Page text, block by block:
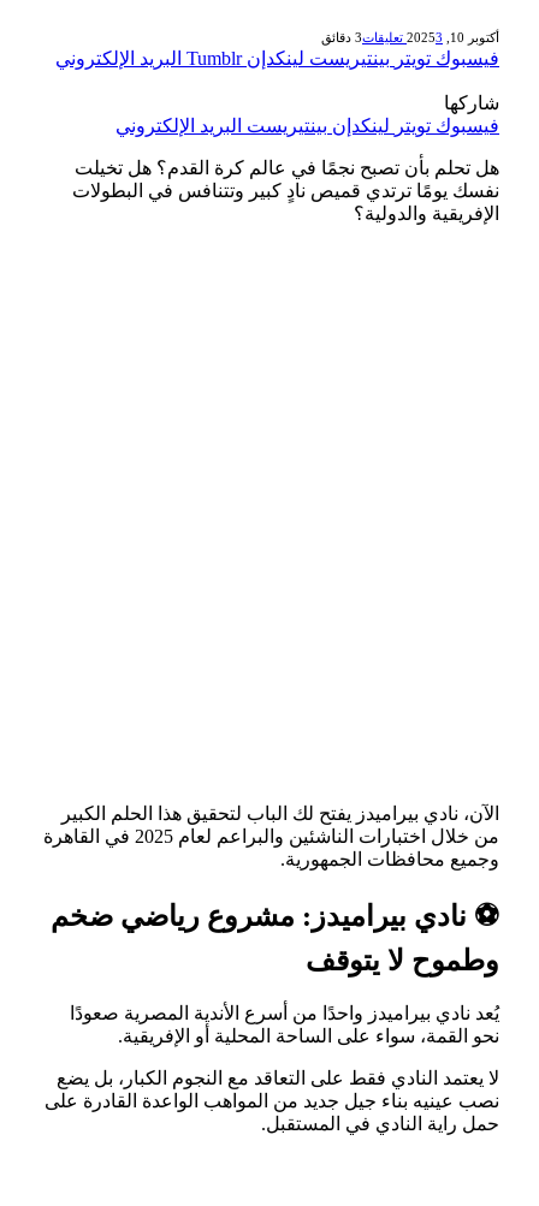
أكتوبر 10, 2025 3 تعليقات 3 دقائق
فيسبوك تويتر بينتيريست لينكدإن Tumblr البريد الإلكتروني
شاركها
فيسبوك تويتر لينكدإن بينتيريست البريد الإلكتروني
هل تحلم بأن تصبح نجمًا في عالم كرة القدم؟ هل تخيلت
نفسك يومًا ترتدي قميص نادٍ كبير وتتنافس في البطولات
الإفريقية والدولية؟
الآن، نادي بيراميدز يفتح لك الباب لتحقيق هذا الحلم الكبير
من خلال اختبارات الناشئين والبراعم لعام 2025 في القاهرة
وجميع محافظات الجمهورية.
⚽ نادي بيراميدز: مشروع رياضي ضخم
وطموح لا يتوقف
يُعد نادي بيراميدز واحدًا من أسرع الأندية المصرية صعودًا
نحو القمة، سواء على الساحة المحلية أو الإفريقية.
لا يعتمد النادي فقط على التعاقد مع النجوم الكبار، بل يضع
نصب عينيه بناء جيل جديد من المواهب الواعدة القادرة على
حمل راية النادي في المستقبل.